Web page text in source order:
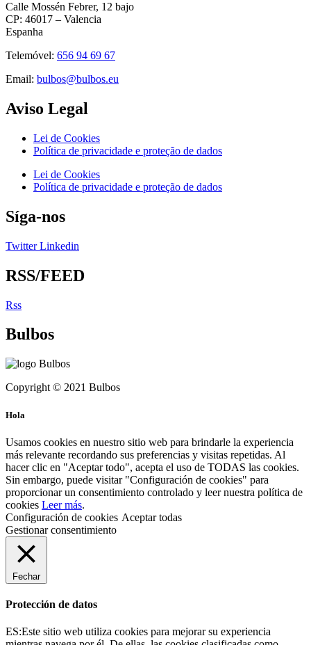
Calle Mossén Febrer, 12 bajo
CP: 46017 – Valencia
Espanha
Telemóvel: 656 94 69 67
Email: bulbos@bulbos.eu
Aviso Legal
Lei de Cookies
Política de privacidade e proteção de dados
Lei de Cookies
Política de privacidade e proteção de dados
Síga-nos
Twitter Linkedin
RSS/FEED
Rss
Bulbos
Copyright © 2021 Bulbos
Hola
Usamos cookies en nuestro sitio web para brindarle la experiencia
más relevante recordando sus preferencias y visitas repetidas. Al
hacer clic en "Aceptar todo", acepta el uso de TODAS las cookies.
Sin embargo, puede visitar "Configuración de cookies" para
proporcionar un consentimiento controlado y leer nuestra política de
cookies Leer más.
Configuración de cookies Aceptar todas
Gestionar consentimiento
Fechar
Protección de datos
ES:Este sitio web utiliza cookies para mejorar su experiencia